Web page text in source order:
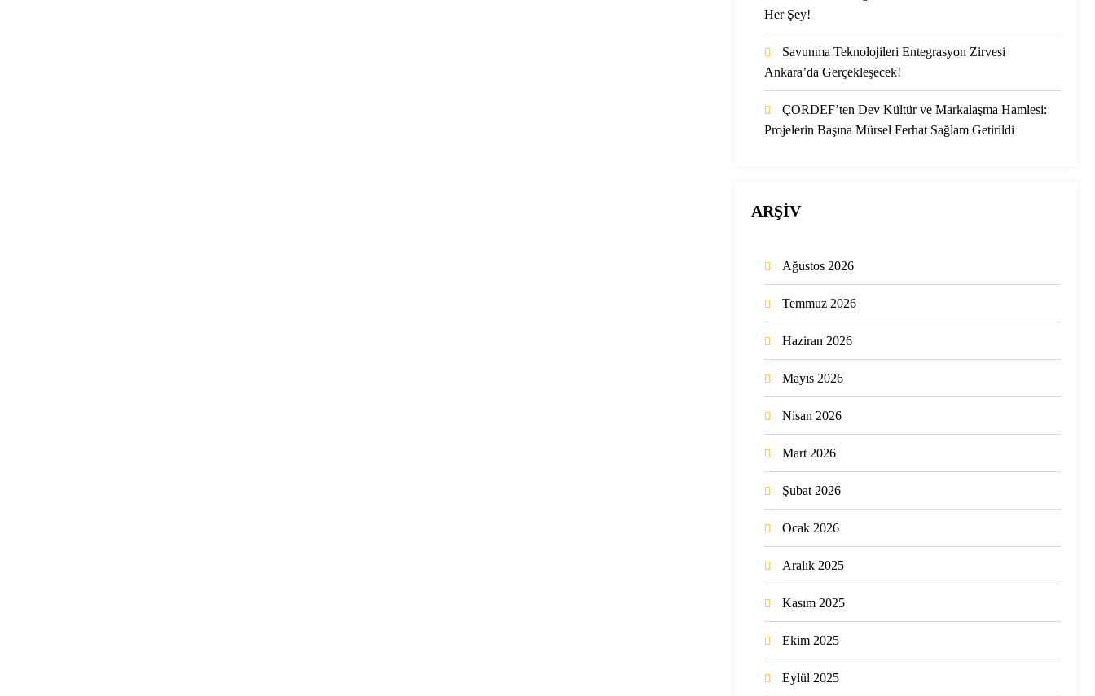
Her Şey!
Savunma Teknolojileri Entegrasyon Zirvesi
Ankara’da Gerçekleşecek!
ÇORDEF’ten Dev Kültür ve Markalaşma Hamlesi:
Projelerin Başına Mürsel Ferhat Sağlam Getirildi
ARŞİV
Ağustos 2026
Temmuz 2026
Haziran 2026
Mayıs 2026
Nisan 2026
Mart 2026
Şubat 2026
Ocak 2026
Aralık 2025
Kasım 2025
Ekim 2025
Eylül 2025